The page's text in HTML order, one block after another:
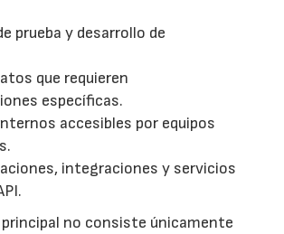
prueba y desarrollo de
que requieren
específicas.
accesibles por equipos
integraciones y servicios
no consiste únicamente